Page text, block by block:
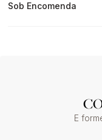
Sob Encomenda
E